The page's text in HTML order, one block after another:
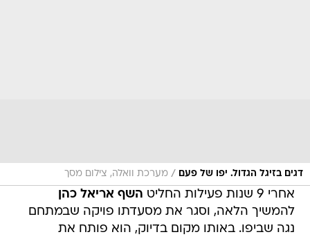
דגים בזיגל הגדול. יפו של פעם / מערכת וואלה, צילום מסך
אחרי 9 שנות פעילות החליט
השף אריאל כהן
להמשיך הלאה, וסגר את מסעדתו פויקה שבמתחם
נגה שביפו. באותו מקום בדיוק, הוא פותח את